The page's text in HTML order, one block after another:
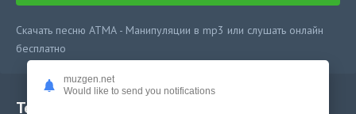
Скачать песню АТМА - Манипуляции в mp3 или слушать онлайн
бесплатно
Текст песни
muzgen.net
Would like to send you notifications